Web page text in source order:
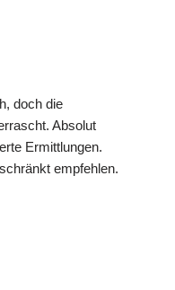
doch die
Absolut
Ermittlungen.
empfehlen.